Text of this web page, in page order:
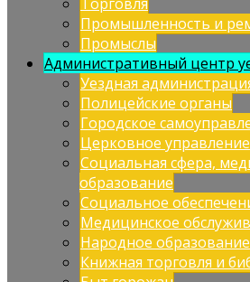
Промышленность и
Промыслы
Административный центр
Уездная
Полицейские органы
Городское
Церковное управление
Социальная сфера,
образование
Социальное
Медицинское
Народное образование
Книжная торговля и